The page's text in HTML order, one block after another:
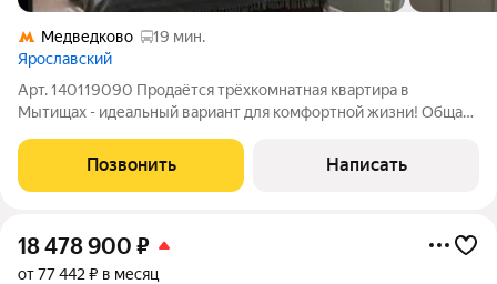
Медведково
19 мин.
Ярославский
Арт. 140119090 Продаётся трёхкомнатная квартира в
Мытищах - идеальный вариант для комфортной жизни! Общая
просторные комнаты (каждая - около 20 м) обеспечат уют и
свободу каждому члену семьи.
Позвонить Написать
18 478 900 ₽
от 77 442 ₽ в месяц